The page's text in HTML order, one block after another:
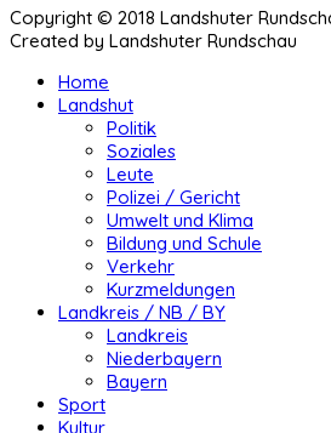
Copyright © 2018 Landshuter
Created by Landshuter Rundschau
Home
Landshut
Politik
Soziales
Leute
Polizei / Gericht
Umwelt und Klima
Bildung und Schule
Verkehr
Kurzmeldungen
Landkreis / NB / BY
Landkreis
Niederbayern
Bayern
Sport
Kultur